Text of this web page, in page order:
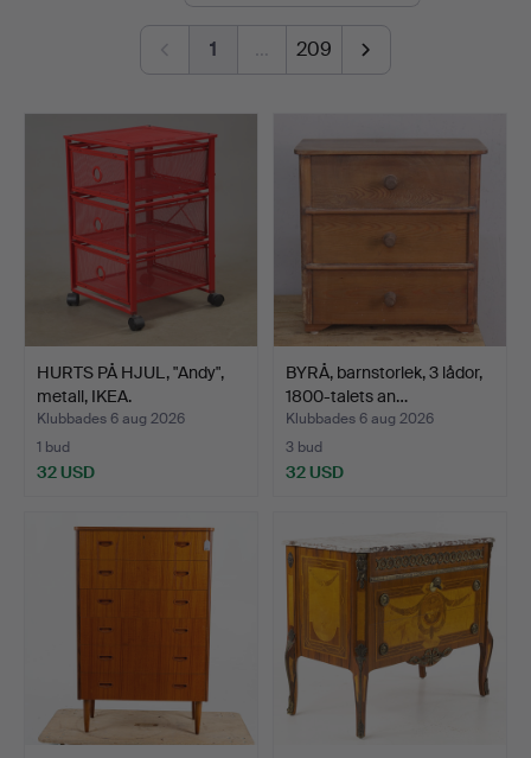
1 … 209
HURTS PÅ HJUL, "Andy",
metall, IKEA.
Klubbades 6 aug 2026
1 bud
32 USD
BYRÅ, barnstorlek, 3 lådor,
1800-talets an…
Klubbades 6 aug 2026
3 bud
32 USD